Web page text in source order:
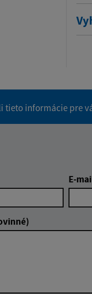
tieto informácie pre
E-